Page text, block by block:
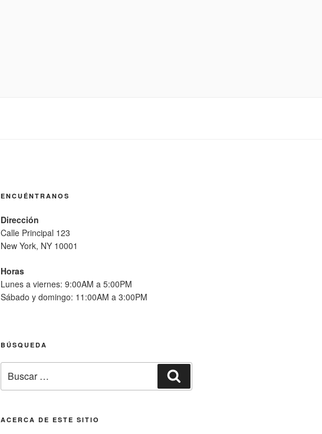
ENCUÉNTRANOS
Dirección
Calle Principal 123
New York, NY 10001
Horas
Lunes a viernes: 9:00AM a 5:00PM
Sábado y domingo: 11:00AM a 3:00PM
BÚSQUEDA
por:
ACERCA DE ESTE SITIO